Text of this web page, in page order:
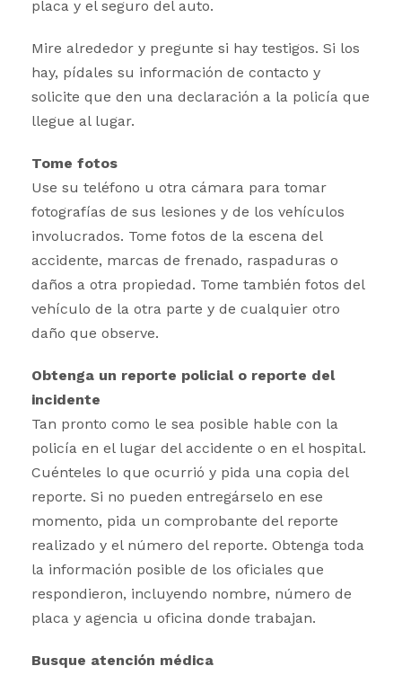
placa y el seguro del auto.
Mire alrededor y pregunte si hay testigos. Si los
hay, pídales su información de contacto y
solicite que den una declaración a la policía que
llegue al lugar.
Tome fotos
Use su teléfono u otra cámara para tomar
fotografías de sus lesiones y de los vehículos
involucrados. Tome fotos de la escena del
accidente, marcas de frenado, raspaduras o
daños a otra propiedad. Tome también fotos del
vehículo de la otra parte y de cualquier otro
daño que observe.
Obtenga un reporte policial o reporte del
incidente
Tan pronto como le sea posible hable con la
policía en el lugar del accidente o en el hospital.
Cuénteles lo que ocurrió y pida una copia del
reporte. Si no pueden entregárselo en ese
momento, pida un comprobante del reporte
realizado y el número del reporte. Obtenga toda
la información posible de los oficiales que
respondieron, incluyendo nombre, número de
placa y agencia u oficina donde trabajan.
Busque atención médica